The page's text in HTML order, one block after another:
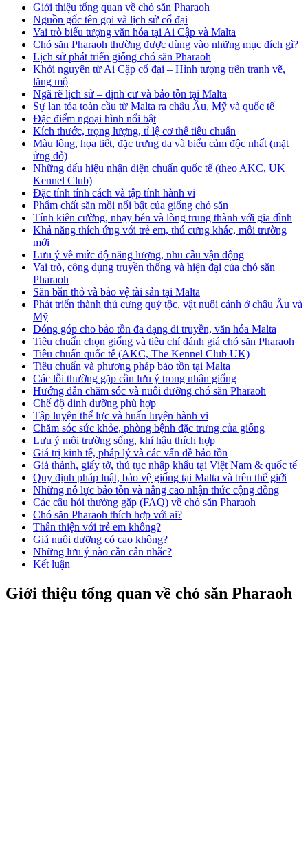
Giới thiệu tổng quan về chó săn Pharaoh
Nguồn gốc tên gọi và lịch sử cổ đại
Vai trò biểu tượng văn hóa tại Ai Cập và Malta
Chó săn Pharaoh thường được dùng vào những mục đích gì?
Lịch sử phát triển giống chó săn Pharaoh
Khởi nguyên từ Ai Cập cổ đại – Hình tượng trên tranh vẽ,
lăng mộ
Ngã rẽ lịch sử – định cư và bảo tồn tại Malta
Sự lan tỏa toàn cầu từ Malta ra châu Âu, Mỹ và quốc tế
Đặc điểm ngoại hình nổi bật
Kích thước, trọng lượng, tỉ lệ cơ thể tiêu chuẩn
Màu lông, họa tiết, đặc trưng da và biểu cảm độc nhất (mặt
ửng đỏ)
Những dấu hiệu nhận diện chuẩn quốc tế (theo AKC, UK
Kennel Club)
Đặc tính tính cách và tập tính hành vi
Phẩm chất săn mồi nổi bật của giống chó săn
Tính kiên cường, nhạy bén và lòng trung thành với gia đình
Khả năng thích ứng với trẻ em, thú cưng khác, môi trường
mới
Lưu ý về mức độ năng lượng, nhu cầu vận động
Vai trò, công dụng truyền thống và hiện đại của chó săn
Pharaoh
Săn bắn thỏ và bảo vệ tài sản tại Malta
Phát triển thành thú cưng quý tộc, vật nuôi cảnh ở châu Âu và
Mỹ
Đóng góp cho bảo tồn đa dạng di truyền, văn hóa Malta
Tiêu chuẩn chọn giống và tiêu chí đánh giá chó săn Pharaoh
Tiêu chuẩn quốc tế (AKC, The Kennel Club UK)
Tiêu chuẩn và phương pháp bảo tồn tại Malta
Các lỗi thường gặp cần lưu ý trong nhân giống
Hướng dẫn chăm sóc và nuôi dưỡng chó săn Pharaoh
Chế độ dinh dưỡng phù hợp
Tập luyện thể lực và huấn luyện hành vi
Chăm sóc sức khỏe, phòng bệnh đặc trưng của giống
Lưu ý môi trường sống, khí hậu thích hợp
Giá trị kinh tế, pháp lý và các vấn đề bảo tồn
Giá thành, giấy tờ, thủ tục nhập khẩu tại Việt Nam & quốc tế
Quy định pháp luật, bảo vệ giống tại Malta và trên thế giới
Những nỗ lực bảo tồn và nâng cao nhận thức cộng đồng
Các câu hỏi thường gặp (FAQ) về chó săn Pharaoh
Chó săn Pharaoh thích hợp với ai?
Thân thiện với trẻ em không?
Giá nuôi dưỡng có cao không?
Những lưu ý nào cần cân nhắc?
Kết luận
Giới thiệu tổng quan về chó săn Pharaoh